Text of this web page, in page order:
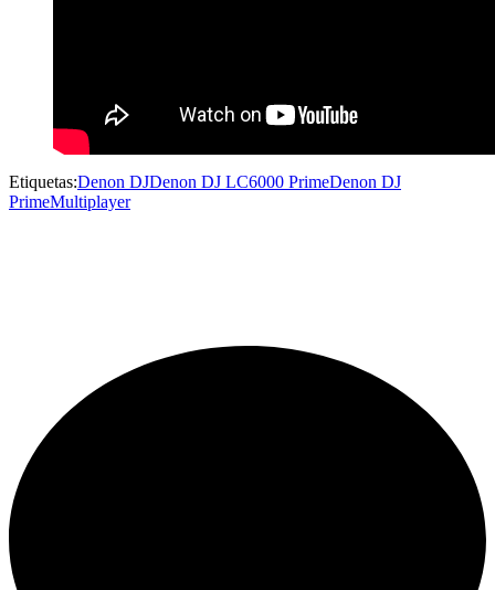
Etiquetas:Denon DJDenon DJ LC6000 PrimeDenon DJ
PrimeMultiplayer